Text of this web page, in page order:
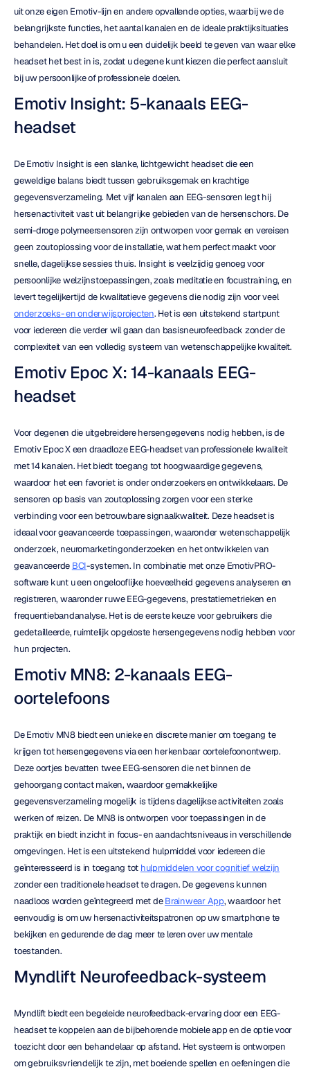
uit onze eigen Emotiv-lijn en andere opvallende opties, waarbij we de
belangrijkste functies, het aantal kanalen en de ideale praktijksituaties
behandelen. Het doel is om u een duidelijk beeld te geven van waar elke
headset het best in is, zodat u degene kunt kiezen die perfect aansluit
bij uw persoonlijke of professionele doelen.
Emotiv Insight: 5-kanaals EEG-
headset
De Emotiv Insight is een slanke, lichtgewicht headset die een
geweldige balans biedt tussen gebruiksgemak en krachtige
gegevensverzameling. Met vijf kanalen aan EEG-sensoren legt hij
hersenactiviteit vast uit belangrijke gebieden van de hersenschors. De
semi-droge polymeersensoren zijn ontworpen voor gemak en vereisen
geen zoutoplossing voor de installatie, wat hem perfect maakt voor
snelle, dagelijkse sessies thuis. Insight is veelzijdig genoeg voor
persoonlijke welzijnstoepassingen, zoals meditatie en focustraining, en
levert tegelijkertijd de kwalitatieve gegevens die nodig zijn voor veel
onderzoeks- en onderwijsprojecten. Het is een uitstekend startpunt
voor iedereen die verder wil gaan dan basisneurofeedback zonder de
complexiteit van een volledig systeem van wetenschappelijke kwaliteit.
Emotiv Epoc X: 14-kanaals EEG-
headset
Voor degenen die uitgebreidere hersengegevens nodig hebben, is de
Emotiv Epoc X een draadloze EEG-headset van professionele kwaliteit
met 14 kanalen. Het biedt toegang tot hoogwaardige gegevens,
waardoor het een favoriet is onder onderzoekers en ontwikkelaars. De
sensoren op basis van zoutoplossing zorgen voor een sterke
verbinding voor een betrouwbare signaalkwaliteit. Deze headset is
ideaal voor geavanceerde toepassingen, waaronder wetenschappelijk
onderzoek, neuromarketingonderzoeken en het ontwikkelen van
geavanceerde BCI-systemen. In combinatie met onze EmotivPRO-
software kunt u een ongelooflijke hoeveelheid gegevens analyseren en
registreren, waaronder ruwe EEG-gegevens, prestatiemetrieken en
frequentiebandanalyse. Het is de eerste keuze voor gebruikers die
gedetailleerde, ruimtelijk opgeloste hersengegevens nodig hebben voor
hun projecten.
Emotiv MN8: 2-kanaals EEG-
oortelefoons
De Emotiv MN8 biedt een unieke en discrete manier om toegang te
krijgen tot hersengegevens via een herkenbaar oortelefoonontwerp.
Deze oortjes bevatten twee EEG-sensoren die net binnen de
gehoorgang contact maken, waardoor gemakkelijke
gegevensverzameling mogelijk is tijdens dagelijkse activiteiten zoals
werken of reizen. De MN8 is ontworpen voor toepassingen in de
praktijk en biedt inzicht in focus- en aandachtsniveaus in verschillende
omgevingen. Het is een uitstekend hulpmiddel voor iedereen die
geïnteresseerd is in toegang tot hulpmiddelen voor cognitief welzijn
zonder een traditionele headset te dragen. De gegevens kunnen
naadloos worden geïntegreerd met de Brainwear App, waardoor het
eenvoudig is om uw hersenactiviteitspatronen op uw smartphone te
bekijken en gedurende de dag meer te leren over uw mentale
toestanden.
Myndlift Neurofeedback-systeem
Myndlift biedt een begeleide neurofeedback-ervaring door een EEG-
headset te koppelen aan de bijbehorende mobiele app en de optie voor
toezicht door een behandelaar op afstand. Het systeem is ontworpen
om gebruiksvriendelijk te zijn, met boeiende spellen en oefeningen die